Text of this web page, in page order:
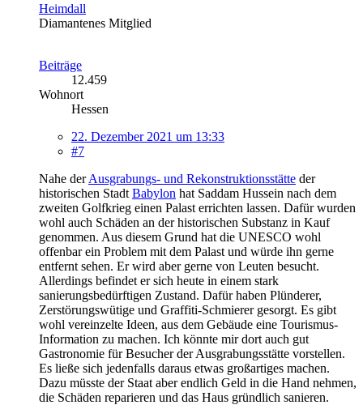
Heimdall
Diamantenes Mitglied
Beiträge
12.459
Wohnort
Hessen
22. Dezember 2021 um 13:33
#7
Nahe derAusgrabungs- und Rekonstruktionsstätte der
historischen Stadt Babylon hat Saddam Hussein nach dem
zweiten Golfkrieg einen Palast errichten lassen. Dafür wurden
wohl auch Schäden an der historischen Substanz in Kauf
genommen. Aus diesem Grund hat die UNESCO wohl
offenbar ein Problem mit dem Palast und würde ihn gerne
entfernt sehen. Er wird aber gerne von Leuten besucht.
Allerdings befindet er sich heute in einem stark
sanierungsbedürftigen Zustand. Dafür haben Plünderer,
Zerstörungswütige und Graffiti-Schmierer gesorgt. Es gibt
wohl vereinzelte Ideen, aus dem Gebäude eine Tourismus-
Information zu machen. Ich könnte mir dort auch gut
Gastronomie für Besucher der Ausgrabungsstätte vorstellen.
Es ließe sich jedenfalls daraus etwas großartiges machen.
Dazu müsste der Staat aber endlich Geld in die Hand nehmen,
die Schäden reparieren und das Haus gründlich sanieren.